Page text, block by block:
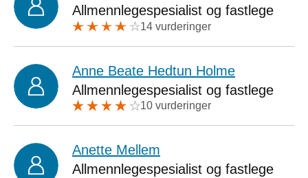
Allmennlegespesialist og fastlege
14 vurderinger
Anne Beate Hedtun Holme
Allmennlegespesialist og fastlege
10 vurderinger
Anette Mellem
Allmennlegespesialist og fastlege